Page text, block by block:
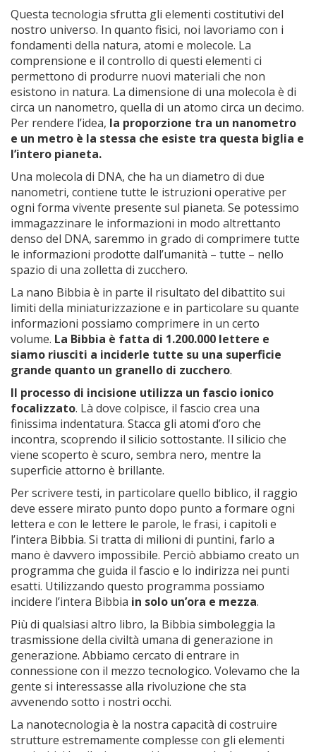
Questa tecnologia sfrutta gli elementi costitutivi del
nostro universo. In quanto fisici, noi lavoriamo con i
fondamenti della natura, atomi e molecole. La
comprensione e il controllo di questi elementi ci
permettono di produrre nuovi materiali che non
esistono in natura. La dimensione di una molecola è di
circa un nanometro, quella di un atomo circa un decimo.
Per rendere l’idea, la proporzione tra un nanometro
e un metro è la stessa che esiste tra questa biglia e
l’intero pianeta.
Una molecola di DNA, che ha un diametro di due
nanometri, contiene tutte le istruzioni operative per
ogni forma vivente presente sul pianeta. Se potessimo
immagazzinare le informazioni in modo altrettanto
denso del DNA, saremmo in grado di comprimere tutte
le informazioni prodotte dall’umanità – tutte – nello
spazio di una zolletta di zucchero.
La nano Bibbia è in parte il risultato del dibattito sui
limiti della miniaturizzazione e in particolare su quante
informazioni possiamo comprimere in un certo
volume. La Bibbia è fatta di 1.200.000 lettere e
siamo riusciti a inciderle tutte su una superficie
grande quanto un granello di zucchero.
Il processo di incisione utilizza un fascio ionico
focalizzato. Là dove colpisce, il fascio crea una
finissima indentatura. Stacca gli atomi d’oro che
incontra, scoprendo il silicio sottostante. Il silicio che
viene scoperto è scuro, sembra nero, mentre la
superficie attorno è brillante.
Per scrivere testi, in particolare quello biblico, il raggio
deve essere mirato punto dopo punto a formare ogni
lettera e con le lettere le parole, le frasi, i capitoli e
l’intera Bibbia. Si tratta di milioni di puntini, farlo a
mano è davvero impossibile. Perciò abbiamo creato un
programma che guida il fascio e lo indirizza nei punti
esatti. Utilizzando questo programma possiamo
incidere l’intera Bibbia in solo un’ora e mezza.
Più di qualsiasi altro libro, la Bibbia simboleggia la
trasmissione della civiltà umana di generazione in
generazione. Abbiamo cercato di entrare in
connessione con il mezzo tecnologico. Volevamo che la
gente si interessasse alla rivoluzione che sta
avvenendo sotto i nostri occhi.
La nanotecnologia è la nostra capacità di costruire
strutture estremamente complesse con gli elementi